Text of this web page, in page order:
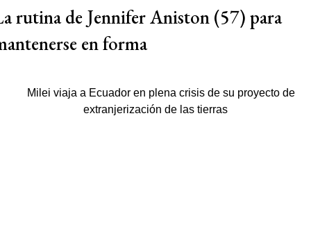
rutina de Jennifer Aniston (57) para
en forma